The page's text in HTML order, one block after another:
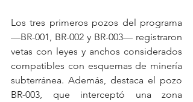
Los tres primeros pozos del programa
—BR-001, BR-002 y BR-003— registraron
vetas con leyes y anchos considerados
compatibles con esquemas de minería
subterránea. Además, destaca el pozo
BR-003, que interceptó una zona